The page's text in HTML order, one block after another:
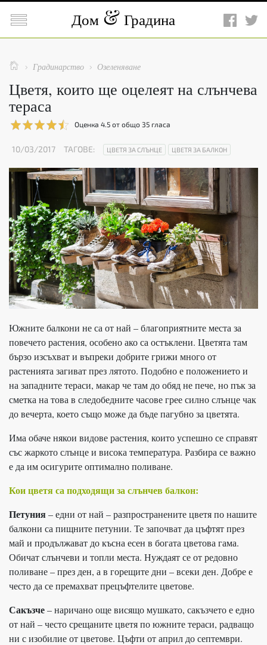
 Дом Градина
  Градинарство  Озеленяване
Цветя, които ще оцелеят на слънчева
тераса
Оценка 4.5 от общо 35 гласа
10/03/2017 ТАГОВЕ: ЦВЕТЯ ЗА СЛЪНЦЕ ЦВЕТЯ ЗА БАЛКОН
Южните балкони не са от най – благоприятните места за
повечето растения, особено ако са остъклени. Цветята там
бързо изсъхват и въпреки добрите грижи много от
растенията загиват през лятото. Подобно е положението и
на западните тераси, макар че там до обяд не пече, но пък за
сметка на това в следобедните часове грее силно слънце чак
до вечерта, което също може да бъде пагубно за цветята.
Има обаче някои видове растения, които успешно се справят
със жаркото слънце и висока температура. Разбира се важно
е да им осигурите оптимално поливане.
Кои цветя са подходящи за слънчев балкон:
Петуния– едни от най – разпространените цветя по нашите
балкони са пищните петунии. Те започват да цъфтят през
май и продължават до късна есен в богата цветова гама.
Обичат слънчеви и топли места. Нуждаят се от редовно
поливане – през ден, а в горещите дни – всеки ден. Добре е
често да се премахват прецъфтелите цветове.
Сакъзче– наричано още висящо мушкато, сакъзчето е едно
от най – често срещаните цветя по южните тераси, радващо
ни с изобилие от цветове. Цъфти от април до септември.